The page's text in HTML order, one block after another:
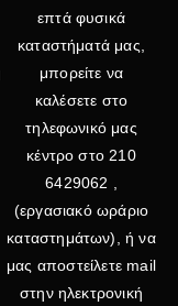
επτά φυσικά
καταστήματά μας,
μπορείτε να
καλέσετε στο
τηλεφωνικό μας
κέντρο στο 210
6429062
(εργασιακό ωράριο
καταστημάτων), ή να
μας αποστείλετε mail
στην ηλεκτρονική